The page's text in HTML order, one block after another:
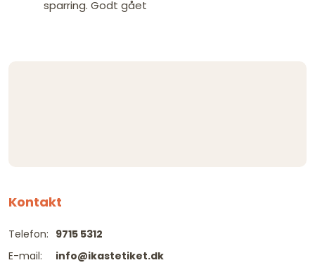
sparring. Godt gået
Kontakt
Telefon:
E-mail:
9715 5312
info@ikastetiket.dk